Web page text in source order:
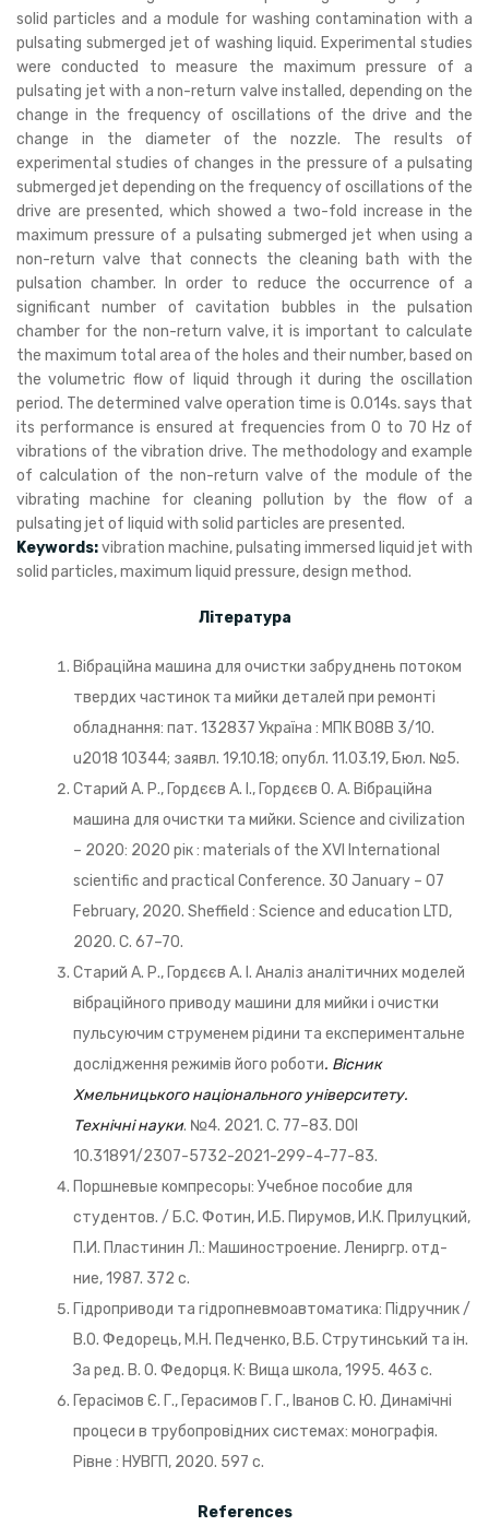
solid particles and a module for washing contamination with a
pulsating submerged jet of washing liquid. Experimental studies
were conducted to measure the maximum pressure of a
pulsating jet with a non-return valve installed, depending on the
change in the frequency of oscillations of the drive and the
change in the diameter of the nozzle. The results of
experimental studies of changes in the pressure of a pulsating
submerged jet depending on the frequency of oscillations of the
drive are presented, which showed a two-fold increase in the
maximum pressure of a pulsating submerged jet when using a
non-return valve that connects the cleaning bath with the
pulsation chamber. In order to reduce the occurrence of a
significant number of cavitation bubbles in the pulsation
chamber for the non-return valve, it is important to calculate
the maximum total area of the holes and their number, based on
the volumetric flow of liquid through it during the oscillation
period. The determined valve operation time is 0.014s. says that
its performance is ensured at frequencies from 0 to 70 Hz of
vibrations of the vibration drive. The methodology and example
of calculation of the non-return valve of the module of the
vibrating machine for cleaning pollution by the flow of a
pulsating jet of liquid with solid particles are presented.
Keywords:vibration machine, pulsating immersed liquid jet with
solid particles, maximum liquid pressure, design method.
Література
Вібраційна машина для очистки забруднень потоком
твердих частинок та мийки деталей при ремонті
обладнання: пат. 132837 Україна : МПК B08B 3/10.
u2018 10344; заявл. 19.10.18; опубл. 11.03.19, Бюл. №5.
Старий А. Р., Гордєєв А. І., Гордєєв О. А. Вібраційна
машина для очистки та мийки. Science and сivilization
– 2020: 2020 рік : materials of the XVI International
scientific and practical Conference. 30 January – 07
February, 2020. Sheffield : Science and education LTD,
2020. С. 67–70.
Старий А. Р., Гордєєв А. І. Аналіз аналітичних моделей
вібраційного приводу машини для мийки і очистки
пульсуючим струменем рідини та експериментальне
дослідження режимів його роботи. Вісник
Хмельницького національного університету.
Технічні науки. №4. 2021. С. 77–83. DOI
10.31891/2307-5732-2021-299-4-77-83.
Поршневые компресоры: Учебное пособие для
студентов. / Б.С. Фотин, И.Б. Пирумов, И.К. Прилуцкий,
П.И. Пластинин Л.: Машиностроение. Лениргр. отд-
ние, 1987. 372 с.
Гідроприводи та гідропневмоавтоматика: Підручник /
В.О. Федорець, М.Н. Педченко, В.Б. Струтинський та ін.
За ред. В. О. Федорця. К: Вища школа, 1995. 463 с.
Герасімов Є. Г., Герасимов Г. Г., Іванов С. Ю. Динамічні
процеси в трубопровідних системах: монографія.
Рівне : НУВГП, 2020. 597 с.
References